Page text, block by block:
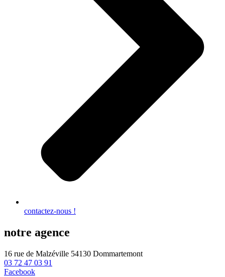
contactez-nous !
notre agence
16 rue de Malzéville 54130 Dommartemont
03 72 47 03 91
Facebook